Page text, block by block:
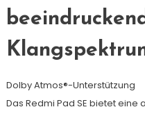
Dolby Atmos®-Unterstützung
Das Redmi Pad SE bietet